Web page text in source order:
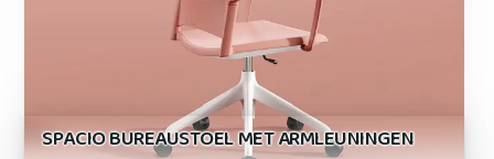
SPACIO BUREAUSTOEL MET ARMLEUNINGEN